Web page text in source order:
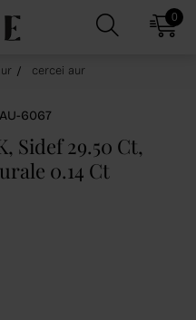
0
cercei aur
6067
Sidef 29.50 Ct,
0.14 Ct